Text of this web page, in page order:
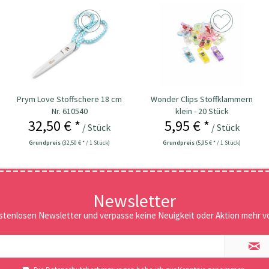
Prym Love Stoffschere 18 cm
Nr. 610540
32,50 € * / Stück
Grundpreis (32,50 € * / 1 Stück)
Wonder Clips Stoffklammern
klein - 20 Stück
5,95 € * / Stück
Grundpreis (5,95 € * / 1 Stück)
Newsletter
Newsletter und verpasse keine Neuigkeit oder Aktion mehr